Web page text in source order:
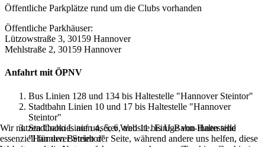
Öffentliche Parkplätze rund um die Clubs vorhanden
Öffentliche Parkhäuser:
Lützowstraße 3, 30159 Hannover
Mehlstraße 2, 30159 Hannover
Anfahrt mit ÖPNV
Bus Linien 128 und 134 bis Haltestelle "Hannover Steintor"
Stadtbahn Linien 10 und 17 bis Haltestelle "Hannover
Steintor"
Stadtbahn Linien 4, 5, 6, und 11 bis U-Bahn-Haltestelle
"Hannover Steintor"
Wir nutzen Cookies auf unserer Website. Einige von ihnen sind
essenziell für den Betrieb der Seite, während andere uns helfen, diese